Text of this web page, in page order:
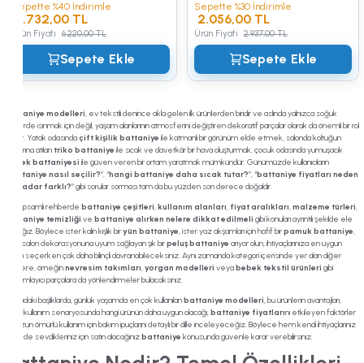
Sepette %40 İndirimle
3.732,00 TL
Ürün Fiyatı 6.220,00 TL
Sepete Ekle
Sepette %30 İndirimle
2.056,00 TL
Ürün Fiyatı 2.937,00 TL
Sepete Ekle
Battaniye modelleri, ev tekstili denince akla gelen ilk ürünlerden biridir ve aslında yalnızca soğuk
günlerde ısınmak için değil, yaşam alanlarının atmosferini değiştiren dekoratif parçalar olarak da önemli bir rol
oynar. Yatak odasındaçift kişilik battaniye ile katmanlı bir görünüm elde etmek, salonda koltuğun
kenarına atılan triko battaniye ile sıcak ve davetkâr bir hava oluşturmak, çocuk odasında yumuşacık
bebek battaniyesi ile güven veren bir ortam yaratmak mümkündür. Günümüzde kullanıcıların
battaniye nasıl seçilir?”, “hangi battaniye daha sıcak tutar?”, “battaniye fiyatları neden
bu kadar farklı?” gibi sorular sorması tam da bu yüzden son derece doğaldır.
Bu kapsamlı rehberde battaniye çeşitleri,kullanım alanları, fiyat aralıkları,malzeme türleri,
battaniye temizliği ve battaniye alırken nelere dikkat edilmeli gibi konuları ayrıntılı şekilde ele
alacağız. Böylece ister kalın kışlık biryün battaniye, ister yaz akşamları için hafif birpamuk battaniye,
ister salon dekorasyonuna uyum sağlayan şık birpeluş battaniye arıyor olun, ihtiyaçlarınıza en uygun
ürünü seçerken çok daha bilinçli davranabileceksiniz. Aynı zamanda kategori içerisinde yer alan diğer
ürünlere, örneğinnevresim takımları,yorgan modelleri veyabebek tekstil ürünleri gibi
tamamlayıcı parçalara da yönlendirmeler bulacaksınız.
Aşağıdaki başlıklarda, günlük yaşamda en çok kullanılanbattaniye modelleri, bu ürünlerin avantajları,
hangi kullanım senaryosunda hangi ürünün daha uygun olacağı,battaniye fiyatlarını etkileyen faktörler
ve uzun ömürlü kullanım için bakım ipuçlarını detaylı bir dille inceleyeceğiz. Böylece hem kendi ihtiyaçlarınız
hem de sevdikleriniz için satın alacağınızbattaniye konusunda güvenle karar verebilirsiniz.